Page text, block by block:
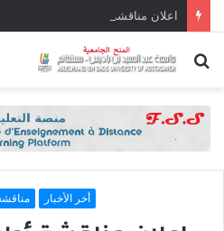
بحث
أخر الأخبار